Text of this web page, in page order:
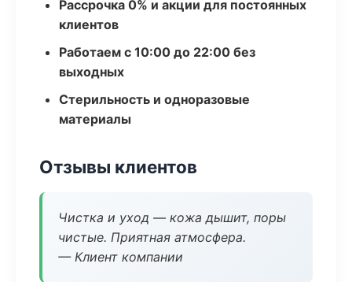
Рассрочка 0% и акции для постоянных
клиентов
Работаем с 10:00 до 22:00 без
выходных
Стерильность и одноразовые
материалы
Отзывы клиентов
Чистка и уход — кожа дышит, поры
чистые. Приятная атмосфера.
— Клиент компании